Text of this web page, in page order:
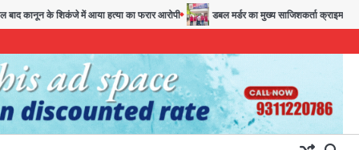
कानून के शिकंजे में आया हत्या का फरार आरोपी डबल मर्डर का मुख्य साजिशकर्ता क्राइम ब्रांच के
3
अब पहला स्थान हासिल करना लक्ष्य:
Team JHJ
28 साल बाद कानून के शिकंजे में आया